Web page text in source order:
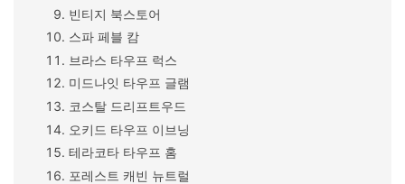
빈티지 북스토어
스파 페블 캄
브라스 타우프 럭스
미드나잇 타우프 글램
코스탈 드리프트우드
오키드 타우프 이브닝
테라코타 타우프 홈
포레스트 캐빈 뉴트럴